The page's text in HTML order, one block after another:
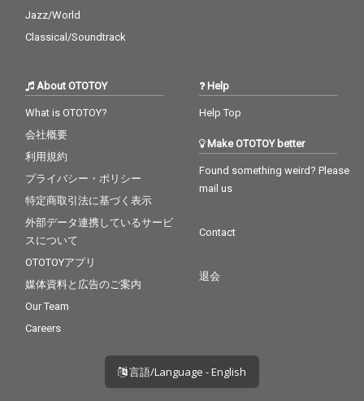
Jazz/World
Classical/Soundtrack
About OTOTOY
What is OTOTOY?
会社概要
利用規約
プライバシー・ポリシー
特定商取引法に基づく表示
外部データ連携しているサービ
スについて
OTOTOYアプリ
媒体資料と広告のご案内
Our Team
Careers
Help
Help Top
Make OTOTOY better
Found something weird? Please
mail us
Contact
退会
言語/Language - English